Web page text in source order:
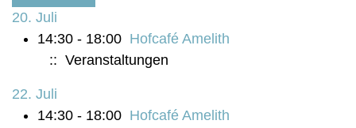
20. Juli
14:30 - 18:00 Hofcafé Amelith
:: Veranstaltungen
22. Juli
14:30 - 18:00 Hofcafé Amelith